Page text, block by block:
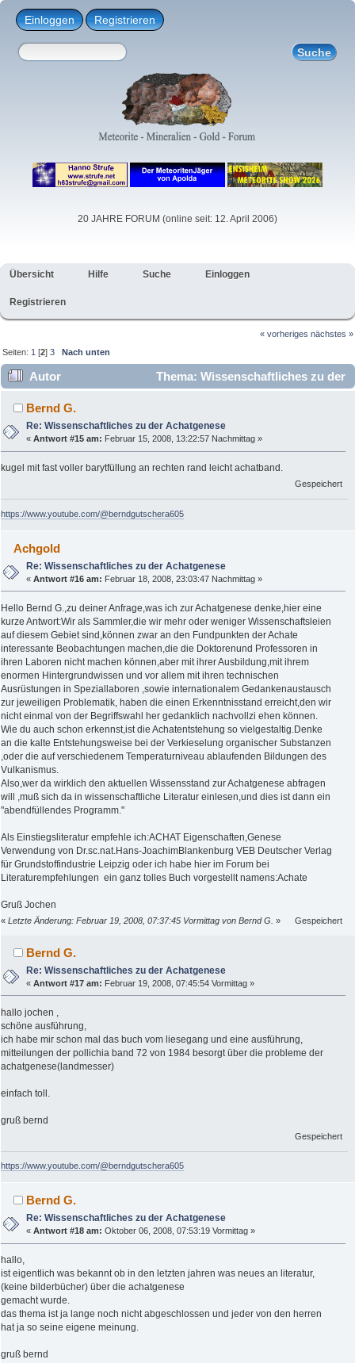
Einloggen Registrieren
20 JAHRE FORUM (online seit: 12. April 2006)
Übersicht Hilfe Suche Einloggen
Registrieren
« vorheriges nächstes »
Seiten: 1 [2]3 Nach unten
Autor
Thema: Wissenschaftliches zu der
Achatgenese (Gelesen 19313 mal)
Bernd G.
Re: Wissenschaftliches zu der Achatgenese
«Antwort #15 am: Februar 15, 2008, 13:22:57 Nachmittag »
kugel mit fast voller barytfüllung an rechten rand leicht achatband.
Gespeichert
https://www.youtube.com/@berndgutschera605
Achgold
Re: Wissenschaftliches zu der Achatgenese
«Antwort #16 am: Februar 18, 2008, 23:03:47 Nachmittag »
Hello Bernd G.,zu deiner Anfrage,was ich zur Achatgenese denke,hier eine
kurze Antwort:Wir als Sammler,die wir mehr oder weniger Wissenschaftsleien
auf diesem Gebiet sind,können zwar an den Fundpunkten der Achate
interessante Beobachtungen machen,die die Doktorenund Professoren in
ihren Laboren nicht machen können,aber mit ihrer Ausbildung,mit ihrem
enormen Hintergrundwissen und vor allem mit ihren technischen
Ausrüstungen in Speziallaboren ,sowie internationalem Gedankenaustausch
zur jeweiligen Problematik, haben die einen Erkenntnisstand erreicht,den wir
nicht einmal von der Begriffswahl her gedanklich nachvollzi ehen können.
Wie du auch schon erkennst,ist die Achatentstehung so vielgestaltig.Denke
an die kalte Entstehungsweise bei der Verkieselung organischer Substanzen
,oder die auf verschiedenem Temperaturniveau ablaufenden Bildungen des
Vulkanismus.
Also,wer da wirklich den aktuellen Wissensstand zur Achatgenese abfragen
will ,muß sich da in wissenschaftliche Literatur einlesen,und dies ist dann ein
"abendfüllendes Programm."
Als Einstiegsliteratur empfehle ich:ACHAT Eigenschaften,Genese
Verwendung von Dr.sc.nat.Hans-JoachimBlankenburg VEB Deutscher Verlag
für Grundstoffindustrie Leipzig oder ich habe hier im Forum bei
Literaturempfehlungen ein ganz tolles Buch vorgestellt namens:Achate
Gruß Jochen
« Letzte Änderung: Februar 19, 2008, 07:37:45 Vormittag von Bernd G. » Gespeichert
Bernd G.
Re: Wissenschaftliches zu der Achatgenese
«Antwort #17 am: Februar 19, 2008, 07:45:54 Vormittag »
hallo jochen ,
schöne ausführung,
ich habe mir schon mal das buch vom liesegang und eine ausführung,
mitteilungen der pollichia band 72 von 1984 besorgt über die probleme der
achatgenese(landmesser)
einfach toll.
gruß bernd
Gespeichert
https://www.youtube.com/@berndgutschera605
Bernd G.
Re: Wissenschaftliches zu der Achatgenese
«Antwort #18 am: Oktober 06, 2008, 07:53:19 Vormittag »
hallo,
ist eigentlich was bekannt ob in den letzten jahren was neues an literatur,
(keine bilderbücher) über die achatgenese
gemacht wurde.
das thema ist ja lange noch nicht abgeschlossen und jeder von den herren
hat ja so seine eigene meinung.
gruß bernd